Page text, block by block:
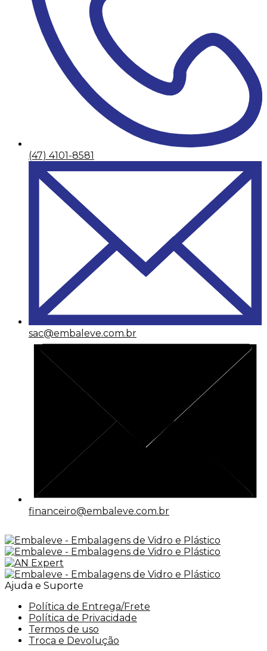
(47) 4101-8581
sac@embaleve.com.br
financeiro@embaleve.com.br
Ajuda e Suporte
Política de Entrega/Frete
Política de Privacidade
Termos de uso
Troca e Devolução